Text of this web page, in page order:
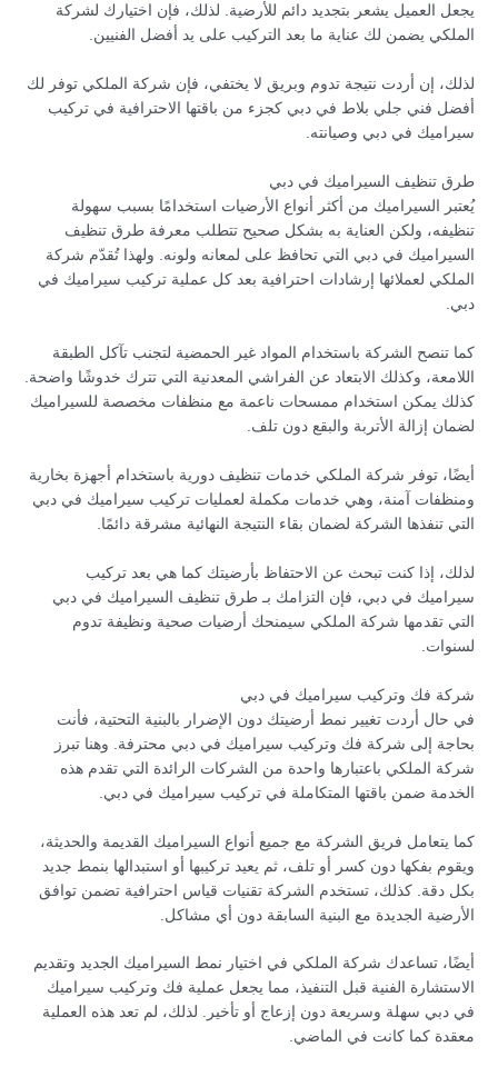
يجعل العميل يشعر بتجديد دائم للأرضية. لذلك، فإن اختيارك لشركة
الملكي يضمن لك عناية ما بعد التركيب على يد أفضل الفنيين.
لذلك، إن أردت نتيجة تدوم وبريق لا يختفي، فإن شركة الملكي توفر لك
أفضل فني جلي بلاط في دبي كجزء من باقتها الاحترافية في تركيب
سيراميك في دبي وصيانته.
طرق تنظيف السيراميك في دبي
يُعتبر السيراميك من أكثر أنواع الأرضيات استخدامًا بسبب سهولة
تنظيفه، ولكن العناية به بشكل صحيح تتطلب معرفة طرق تنظيف
السيراميك في دبي التي تحافظ على لمعانه ولونه. ولهذا تُقدّم شركة
الملكي لعملائها إرشادات احترافية بعد كل عملية تركيب سيراميك في
دبي.
كما تنصح الشركة باستخدام المواد غير الحمضية لتجنب تآكل الطبقة
اللامعة، وكذلك الابتعاد عن الفراشي المعدنية التي تترك خدوشًا واضحة.
كذلك يمكن استخدام ممسحات ناعمة مع منظفات مخصصة للسيراميك
لضمان إزالة الأتربة والبقع دون تلف.
أيضًا، توفر شركة الملكي خدمات تنظيف دورية باستخدام أجهزة بخارية
ومنظفات آمنة، وهي خدمات مكملة لعمليات تركيب سيراميك في دبي
التي تنفذها الشركة لضمان بقاء النتيجة النهائية مشرقة دائمًا.
لذلك، إذا كنت تبحث عن الاحتفاظ بأرضيتك كما هي بعد تركيب
سيراميك في دبي، فإن التزامك بـ طرق تنظيف السيراميك في دبي
التي تقدمها شركة الملكي سيمنحك أرضيات صحية ونظيفة تدوم
لسنوات.
شركة فك وتركيب سيراميك في دبي
في حال أردت تغيير نمط أرضيتك دون الإضرار بالبنية التحتية، فأنت
بحاجة إلى شركة فك وتركيب سيراميك في دبي محترفة. وهنا تبرز
شركة الملكي باعتبارها واحدة من الشركات الرائدة التي تقدم هذه
الخدمة ضمن باقتها المتكاملة في تركيب سيراميك في دبي.
كما يتعامل فريق الشركة مع جميع أنواع السيراميك القديمة والحديثة،
ويقوم بفكها دون كسر أو تلف، ثم يعيد تركيبها أو استبدالها بنمط جديد
بكل دقة. كذلك، تستخدم الشركة تقنيات قياس احترافية تضمن توافق
الأرضية الجديدة مع البنية السابقة دون أي مشاكل.
أيضًا، تساعدك شركة الملكي في اختيار نمط السيراميك الجديد وتقديم
الاستشارة الفنية قبل التنفيذ، مما يجعل عملية فك وتركيب سيراميك
في دبي سهلة وسريعة دون إزعاج أو تأخير. لذلك، لم تعد هذه العملية
معقدة كما كانت في الماضي.